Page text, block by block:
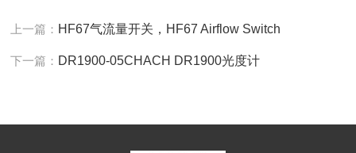
上一篇： HF67气流量开关，HF67 Airflow Switch
下一篇： DR1900-05CHACH DR1900光度计